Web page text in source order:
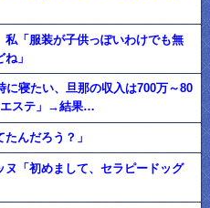
「服装が子供っぽいわけでも無
」
寝たい、旦那の収入は700万～80
エステ」→結果…
んだろう？」
「初めまして、セラピードッグ